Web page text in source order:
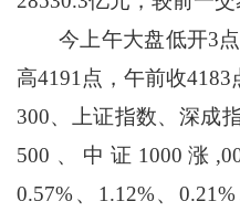
今上午大盘低开3点
高4191点，午前收
300、上证指数、深成
500、中证1000涨
0.57%、1.12%、